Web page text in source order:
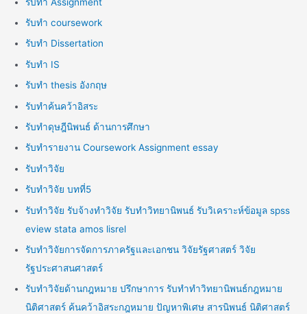
รับทำ coursework
รับทำ Dissertation
รับทำ IS
รับทำ thesis อังกฤษ
รับทำค้นคว้าอิสระ
รับทำดุษฎีนิพนธ์ ด้านการศึกษา
รับทำรายงาน Coursework Assignment essay
รับทำวิจัย
รับทำวิจัย บทที่5
รับทำวิจัย รับจ้างทำวิจัย รับทำวิทยานิพนธ์ รับวิเคราะห์ข้อมูล spss
eview stata amos lisrel
รับทำวิจัยการจัดการภาครัฐและเอกชน วิจัยรัฐศาสตร์ วิจัย
รัฐประศาสนศาสตร์
รับทำวิจัยด้านกฎหมาย ปรึกษาการ รับทำทำวิทยานิพนธ์กฎหมาย
นิติศาสตร์ ค้นคว้าอิสระกฎหมาย ปัญหาพิเศษ สารนิพนธ์ นิติศาสตร์